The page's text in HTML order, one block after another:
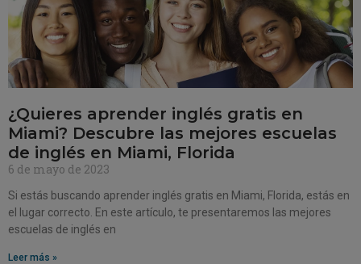
¿Quieres aprender inglés gratis en
Miami? Descubre las mejores escuelas
de inglés en Miami, Florida
6 de mayo de 2023
Si estás buscando aprender inglés gratis en Miami, Florida, estás en
el lugar correcto. En este artículo, te presentaremos las mejores
escuelas de inglés en
Leer más »